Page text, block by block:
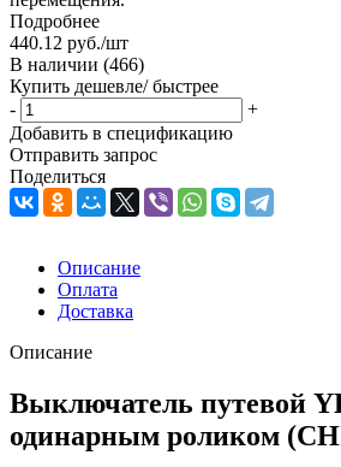
Подробнее
440.12 руб./шт
В наличии (466)
Купить дешевле/ быстрее
-
+
Добавить в спецификацию
Отправить запрос
Поделиться
Описание
Оплата
Доставка
Описание
Выключатель путевой
одинарным роликом